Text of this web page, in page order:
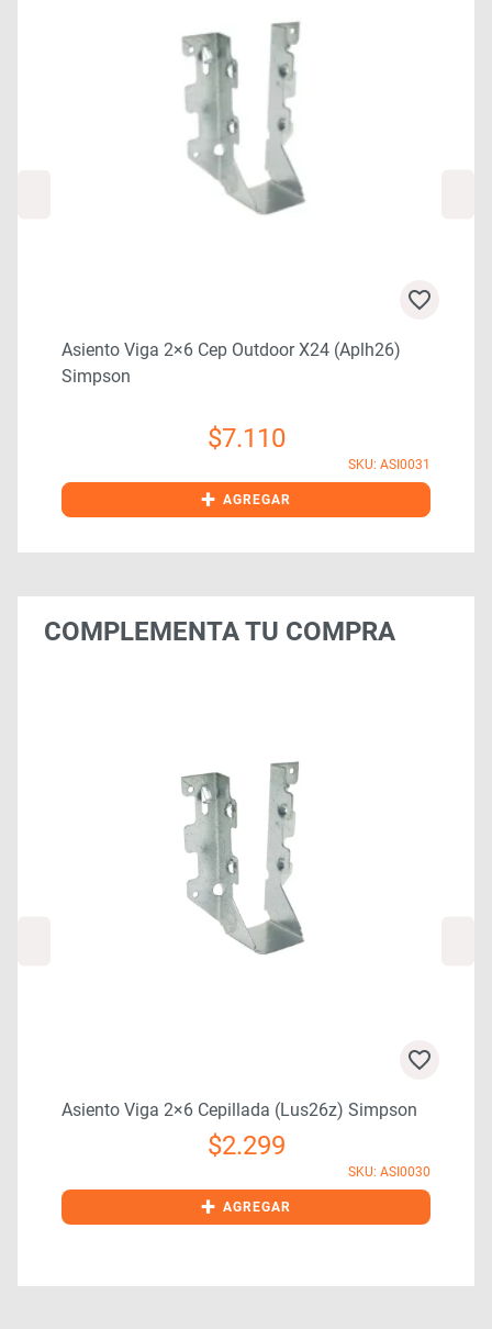
Asiento Viga 2×6 Cep Outdoor X24 (aplh26)
Simpson
$7.110
SKU: ASI0031
+ AGREGAR
COMPLEMENTA TU COMPRA
Asiento Viga 2×6 Cepillada (lus26z) Simpson
$2.299
SKU: ASI0030
+ AGREGAR